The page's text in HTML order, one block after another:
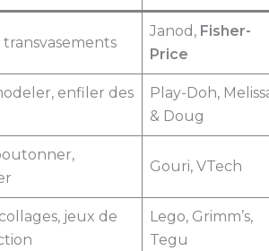
transvasements
Janod, Fisher-
Price
enfiler des
Play-Doh,
& Doug
Gouri, VTech
jeux de
Lego, Grimm’s,
Tegu